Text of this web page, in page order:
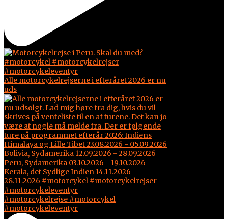
Alle motorcykelrejserne i efteråret 2026 er nu
uds
#motorcykelrejse #motorcykel
#motorcykeleventyr